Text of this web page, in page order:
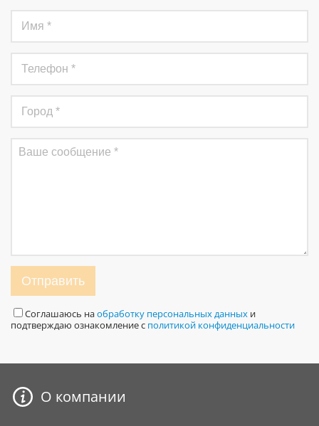
Отправить
Соглашаюсь наобработку персональных данных и
подтверждаю ознакомление с политикой конфиденциальности
О компании